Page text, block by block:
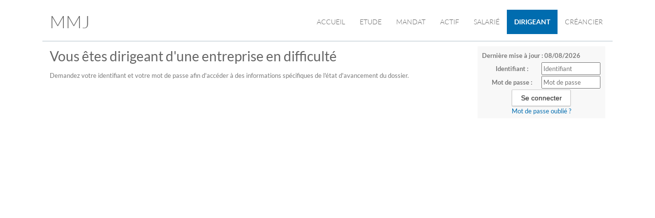
MMJ ACCUEIL ETUDE MANDAT ACTIF SALARIÉ DIRIGEANT CRÉANCIER
Dernière mise à jour : 08/08/2026
Identifiant :
Mot de passe :
Mot de passe oublié ?
Vous êtes dirigeant d'une entreprise en difficulté
Demandez votre identifiant et votre mot de passe afin d'accéder à des informations spécifiques de l'état d'avancement du dossier.